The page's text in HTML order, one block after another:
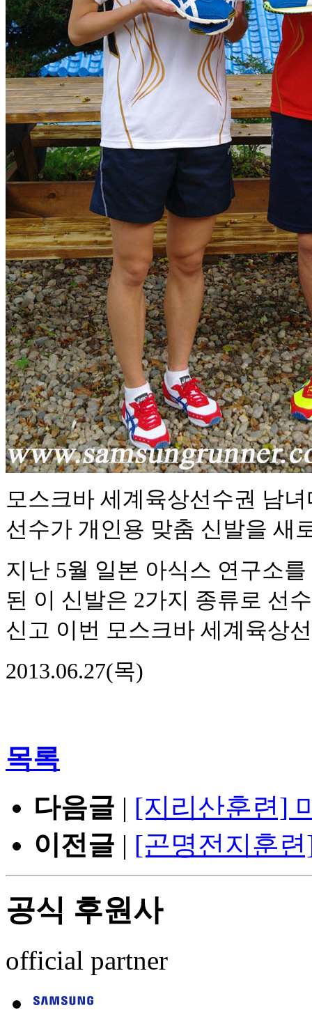
모스크바 세계육상선수권 남
선수가 개인용 맞춤 신발을 새
지난 5월 일본 아식스 연구소
된 이 신발은 2가지 종류로 선
신고 이번 모스크바 세계육상
2013.06.27(목)
목록
다음글 | [지리산훈련]
이전글 | [곤명전지훈
공식 후원사
official partner